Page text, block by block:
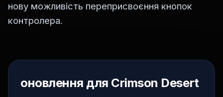
нову можливість переприсвоєння кнопок
контролера.
оновлення для Crimson Desert